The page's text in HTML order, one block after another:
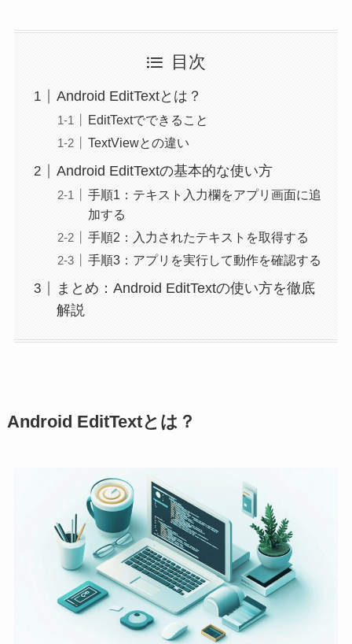
目次
Android EditTextとは？
EditTextでできること
TextViewとの違い
Android EditTextの基本的な使い方
手順1：テキスト入力欄をアプリ画面に追
加する
手順2：入力されたテキストを取得する
手順3：アプリを実行して動作を確認する
まとめ：Android EditTextの使い方を徹底
解説
Android EditTextとは？